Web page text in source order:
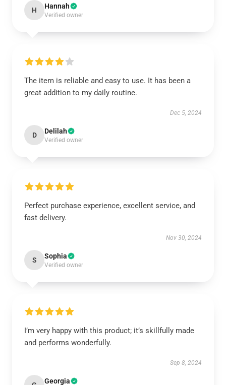
H Hannah
Verified owner
The item is reliable and easy to use. It has been a
great addition to my daily routine.
Dec 5, 2024
D Delilah
Verified owner
Perfect purchase experience, excellent service, and
fast delivery.
Nov 30, 2024
S Sophia
Verified owner
I’m very happy with this product; it’s skillfully made
and performs wonderfully.
Sep 8, 2024
Georgia